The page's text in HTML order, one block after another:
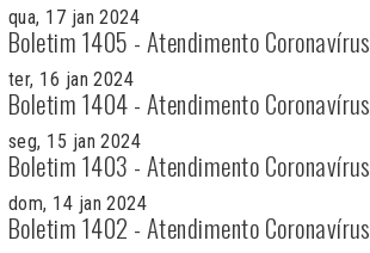
qua, 17 jan 2024
Boletim 1405 - Atendimento Coronavírus
ter, 16 jan 2024
Boletim 1404 - Atendimento Coronavírus
seg, 15 jan 2024
Boletim 1403 - Atendimento Coronavírus
dom, 14 jan 2024
Boletim 1402 - Atendimento Coronavírus